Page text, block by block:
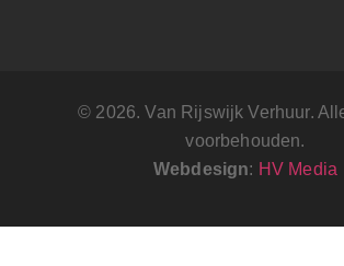
© 2026. Van Rijswijk Verhuur.
voorbehouden.
Webdesign: HV Media